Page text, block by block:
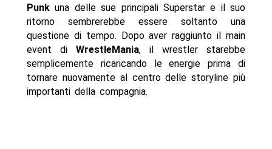
Punkuna delle sue principali Superstar e il suo
ritorno sembrerebbe essere soltanto una
questione di tempo. Dopo aver raggiunto il main
event di WrestleMania, il wrestler starebbe
semplicemente ricaricando le energie prima di
tornare nuovamente al centro delle storyline più
importanti della compagnia.